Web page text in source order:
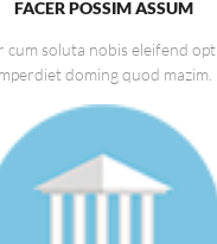
FACER POSSIM ASSUM
cum soluta nobis eleifend
doming quod mazim.